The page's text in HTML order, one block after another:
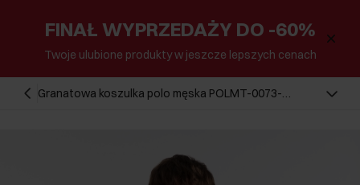
FINAŁ WYPRZEDAŻY DO -60%
Twoje ulubione produkty w jeszcze lepszych cenach
Granatowa koszulka polo męska POLMT-0073-